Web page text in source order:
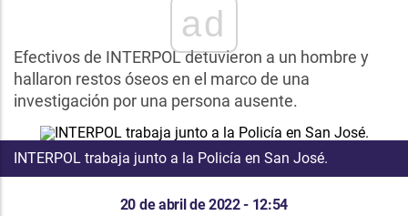
ad
Efectivos de INTERPOL detuvieron a un hombre y
hallaron restos óseos en el marco de una
investigación por una persona ausente.
INTERPOL trabaja junto a la Policía en San José.
20 de abril de 2022 - 12:54